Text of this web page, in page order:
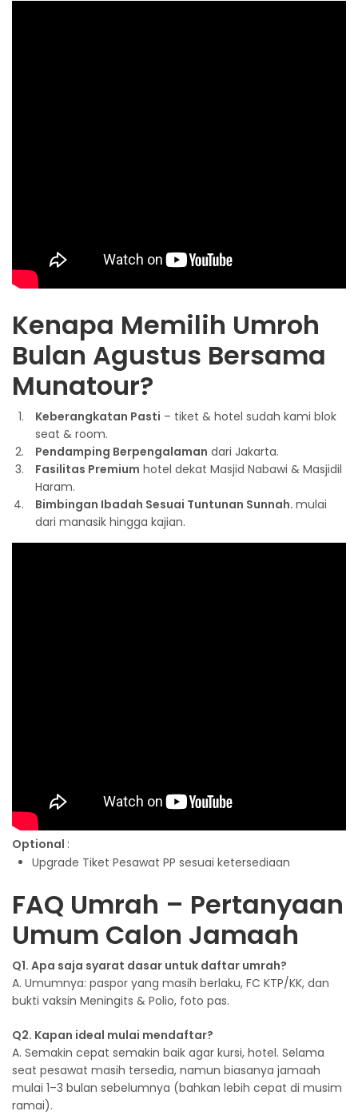
Kenapa Memilih Umroh
Bulan Agustus Bersama
Munatour?
Keberangkatan Pasti – tiket & hotel sudah kami blok
seat & room.
Pendamping Berpengalaman dari Jakarta.
Fasilitas Premium hotel dekat Masjid Nabawi & Masjidil
Haram.
Bimbingan Ibadah Sesuai Tuntunan Sunnah. mulai
dari manasik hingga kajian.
Optional :
Upgrade Tiket Pesawat PP sesuai ketersediaan
FAQ Umrah – Pertanyaan
Umum Calon Jamaah
Q1. Apa saja syarat dasar untuk daftar umrah?
A. Umumnya: paspor yang masih berlaku, FC KTP/KK, dan
bukti vaksin Meningits & Polio, foto pas.
Q2. Kapan ideal mulai mendaftar?
A. Semakin cepat semakin baik agar kursi, hotel. Selama
seat pesawat masih tersedia, namun biasanya jamaah
mulai 1–3 bulan sebelumnya (bahkan lebih cepat di musim
ramai).